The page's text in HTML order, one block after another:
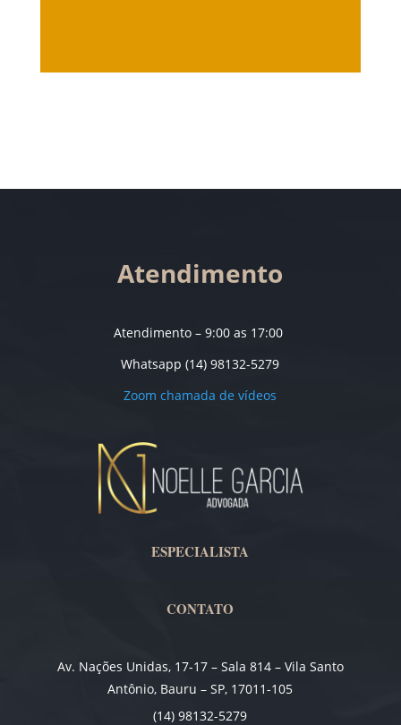
Atendimento
Atendimento – 9:00 as 17:00
Whatsapp (14) 98132-5279
Zoom chamada de vídeos
ESPECIALISTA
CONTATO
Av. Nações Unidas, 17-17 – Sala 814 – Vila Santo
Antônio, Bauru – SP, 17011-105
(14) 98132-5279